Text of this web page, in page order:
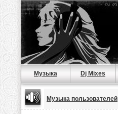
Музыка Dj Mixes
Музыка пользователей